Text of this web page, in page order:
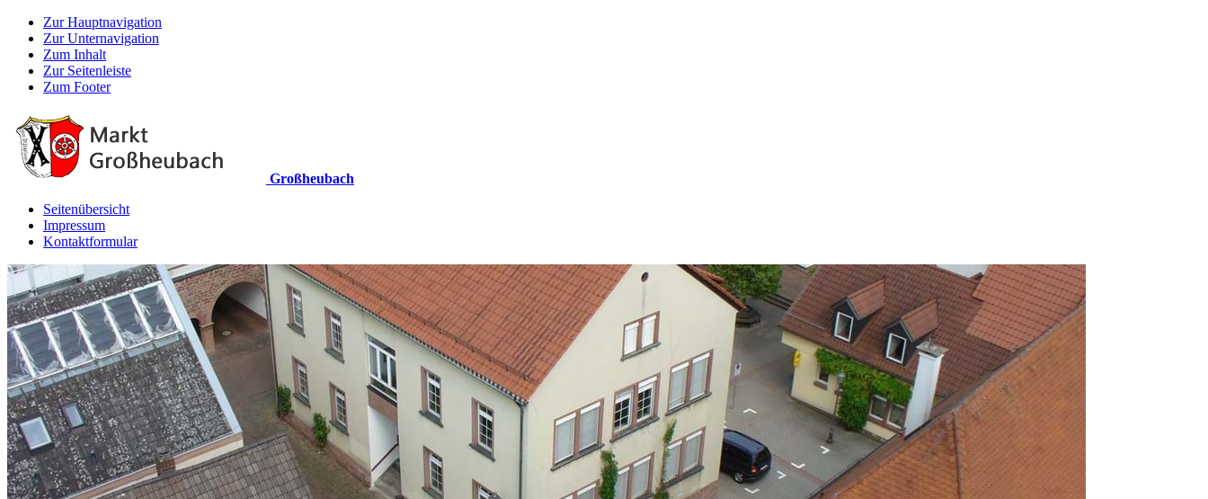
Zur Hauptnavigation
Zur Unternavigation
Zum Inhalt
Zur Seitenleiste
Zum Footer
Großheubach
Seitenübersicht
Impressum
Kontaktformular